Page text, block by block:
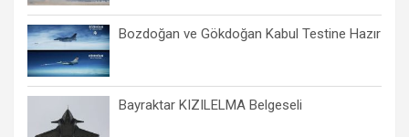
Bozdoğan ve Gökdoğan Kabul Testine Hazır
Bayraktar KIZILELMA Belgeseli